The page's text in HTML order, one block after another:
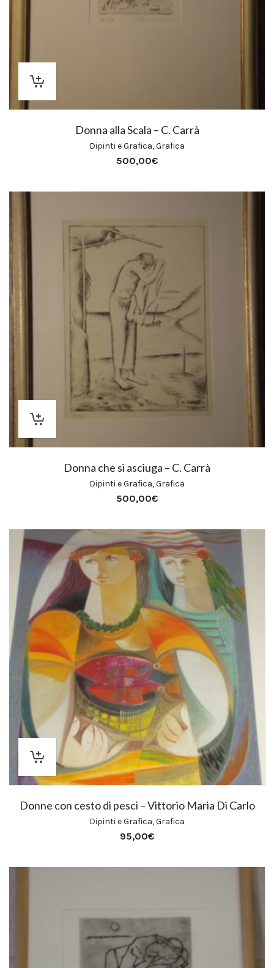
Donna alla Scala – C. Carrà
Dipinti e Grafica,Grafica
500,00€
Donna che si asciuga – C. Carrà
Dipinti e Grafica,Grafica
500,00€
Donne con cesto di pesci – Vittorio Maria Di Carlo
Dipinti e Grafica,Grafica
95,00€